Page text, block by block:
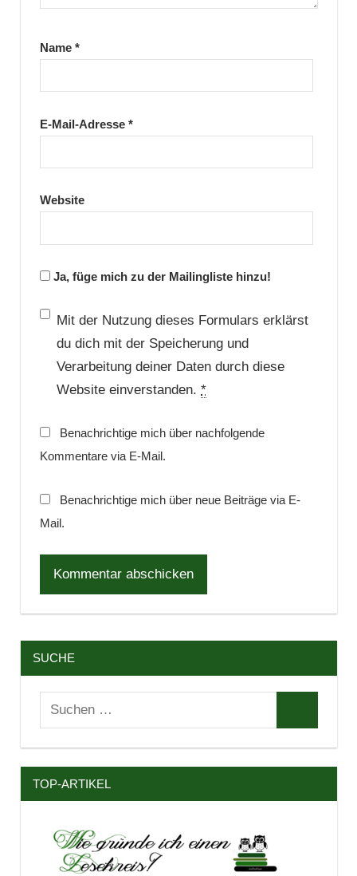
Name *
E-Mail-Adresse *
Website
Ja, füge mich zu der Mailingliste hinzu!
Mit der Nutzung dieses Formulars erklärst
du dich mit der Speicherung und
Verarbeitung deiner Daten durch diese
Website einverstanden. *
Benachrichtige mich über nachfolgende
Kommentare via E-Mail.
Benachrichtige mich über neue Beiträge via E-
Mail.
SUCHE
Suchen
TOP-ARTIKEL